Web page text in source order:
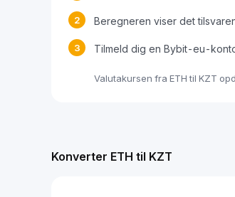
2 Beregneren viser det
3 Tilmeld dig en Bybit-eu-
Valutakursen fra ETH til KZT
Konverter ETH til KZT